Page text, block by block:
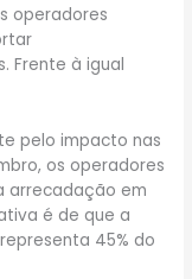
operadores
Frente à igual
pelo impacto nas
os operadores
arrecadação em
é de que a
45% do